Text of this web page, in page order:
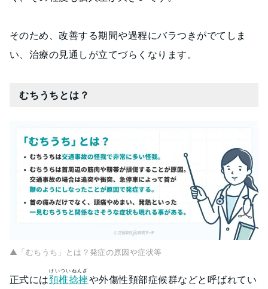
そのため、改善する期間や過程にバラつきがでてしま
い、治療の見通しが立てづらくなります。
むちうちとは？
▲「むちうち」とは？発症の原因や症状等
正式には頚椎捻挫
けいついねんざ
や外傷性頚部症候群などと呼ばれてい